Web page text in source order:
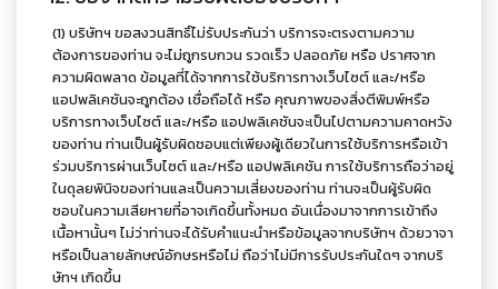
(1) บริษัทฯ ขอสงวนสิทธิ์ไม่รับประกันว่า บริการจะตรงตามความ
ต้องการของท่าน จะไม่ถูกรบกวน รวดเร็ว ปลอดภัย หรือ ปราศจาก
ความผิดพลาด ข้อมูลที่ได้จากการใช้บริการทางเว็บไซต์ และ/หรือ
แอปพลิเคชันจะถูกต้อง เชื่อถือได้ หรือ คุณภาพของสิ่งตีพิมพ์หรือ
บริการทางเว็บไซต์ และ/หรือ แอปพลิเคชันจะเป็นไปตามความคาดหวัง
ของท่าน ท่านเป็นผู้รับผิดชอบแต่เพียงผู้เดียวในการใช้บริการหรือเข้า
ร่วมบริการผ่านเว็บไซต์ และ/หรือ แอปพลิเคชัน การใช้บริการถือว่าอยู่
ในดุลยพินิจของท่านและเป็นความเสี่ยงของท่าน ท่านจะเป็นผู้รับผิด
ชอบในความเสียหายที่อาจเกิดขึ้นทั้งหมด อันเนื่องมาจากการเข้าถึง
เนื้อหานั้นๆ ไม่ว่าท่านจะได้รับคำแนะนำหรือข้อมูลจากบริษัทฯ ด้วยวาจา
หรือเป็นลายลักษณ์อักษรหรือไม่ ถือว่าไม่มีการรับประกันใดๆ จากบริ
ษัทฯ เกิดขึ้น